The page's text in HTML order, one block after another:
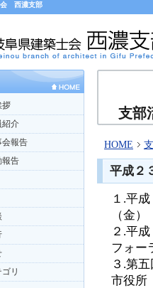
会 西濃支部
支部
HOME
平成２
１.平
（金
２.平
フォー
３.第
市役所
拶
紹介
会報告
報告
リ